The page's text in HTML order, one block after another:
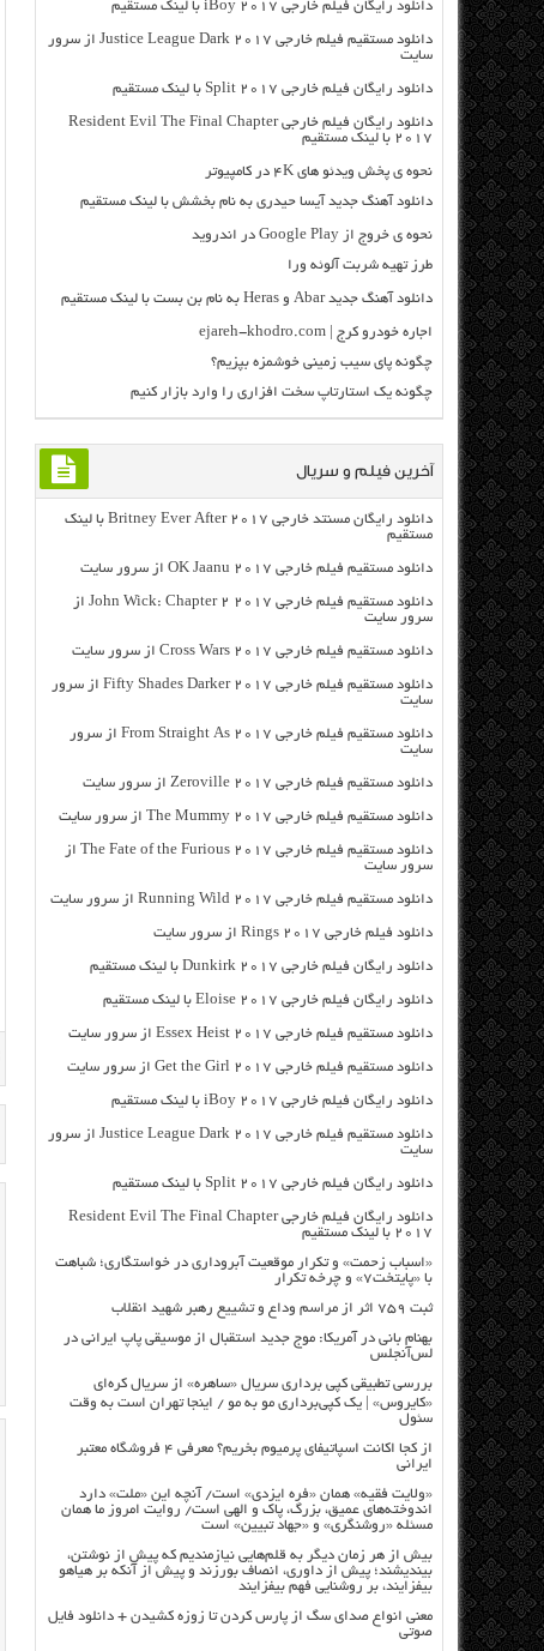
دانلود رایگان فیلم خارجی iBoy 2017 با لینک مستقیم
دانلود مستقیم فیلم خارجی Justice League Dark 2017 از سرور
سایت
دانلود رایگان فیلم خارجی Split 2017 با لینک مستقیم
دانلود رایگان فیلم خارجی Resident Evil The Final Chapter
2017 با لینک مستقیم
نحوه ی پخش ویدئو های ۴K در کامپیوتر
دانلود آهنگ جدید آیسا حیدری به نام بخشش با لینک مستقیم
نحوه ی خروج از Google Play در اندروید
طرز تهیه شربت آلوئه ورا
دانلود آهنگ جدید Abar و Heras به نام بن بست با لینک مستقیم
اجاره خودرو کرج | ejareh-khodro.com
چگونه پای سیب زمینی خوشمزه بپزیم؟
چگونه یک استارتاپ سخت افزاری را وارد بازار کنیم
آخرین فیلم و سریال
دانلود رایگان مسنتد خارجی Britney Ever After 2017 با لینک
مستقیم
دانلود مستقیم فیلم خارجی OK Jaanu 2017 از سرور سایت
دانلود مستقیم فیلم خارجی John Wick: Chapter 2 2017 از
سرور سایت
دانلود مستقیم فیلم خارجی Cross Wars 2017 از سرور سایت
دانلود مستقیم فیلم خارجی Fifty Shades Darker 2017 از سرور
سایت
دانلود مستقیم فیلم خارجی From Straight As 2017 از سرور
سایت
دانلود مستقیم فیلم خارجی Zeroville 2017 از سرور سایت
دانلود مستقیم فیلم خارجی The Mummy 2017 از سرور سایت
دانلود مستقیم فیلم خارجی The Fate of the Furious 2017 از
سرور سایت
دانلود مستقیم فیلم خارجی Running Wild 2017 از سرور سایت
دانلود فیلم خارجی Rings 2017 از سرور سایت
دانلود رایگان فیلم خارجی Dunkirk 2017 با لینک مستقیم
دانلود رایگان فیلم خارجی Eloise 2017 با لینک مستقیم
دانلود مستقیم فیلم خارجی Essex Heist 2017 از سرور سایت
دانلود مستقیم فیلم خارجی Get the Girl 2017 از سرور سایت
دانلود رایگان فیلم خارجی iBoy 2017 با لینک مستقیم
دانلود مستقیم فیلم خارجی Justice League Dark 2017 از سرور
سایت
دانلود رایگان فیلم خارجی Split 2017 با لینک مستقیم
دانلود رایگان فیلم خارجی Resident Evil The Final Chapter
2017 با لینک مستقیم
«اسباب زحمت» و تکرار موقعیت آبروداری در خواستگاری؛ شباهت
با «پایتخت۷» و چرخه تکرار
ثبت ۷۵۹ اثر از مراسم وداع و تشییع رهبر شهید انقلاب
بهنام بانی در آمریکا: موج جدید استقبال از موسیقی پاپ ایرانی در
لس‌آنجلس
بررسی تطبیقی کپی برداری سریال «ساهره» از سریال کره‌ای
«کایروس» | یک کپی‌برداری مو به مو / اینجا تهران است به وقت
سئول
از کجا اکانت اسپاتیفای پرمیوم بخریم؟ معرفی ۴ فروشگاه معتبر
ایرانی
«ولایت فقیه» همان «فره ایزدی» است/ آنچه این «ملت» دارد
اندوخته‌های عمیق، بزرگ، پاک و الهی است/ روایت امروز ما همان
مسئله «روشنگری» و «جهاد تبیین» است
بیش از هر زمان دیگر به قلم‌هایی نیازمندیم که پیش از نوشتن،
بیندیشند؛ پیش از داوری، انصاف بورزند و پیش از آنکه بر هیاهو
بیفزایند، بر روشنایی فهم بیفزایند
معنی انواع صدای سگ از پارس کردن تا زوزه کشیدن + دانلود فایل
صوتی